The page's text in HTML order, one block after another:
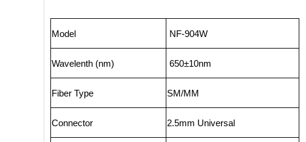
Model NF-904W
Wavelenth (nm) 650±10nm
Fiber Type SM/MM
Connector 2.5mm Universal